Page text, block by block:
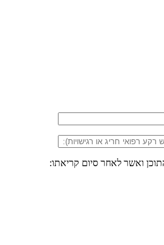
ואשר לאחר סיום קריאתו: